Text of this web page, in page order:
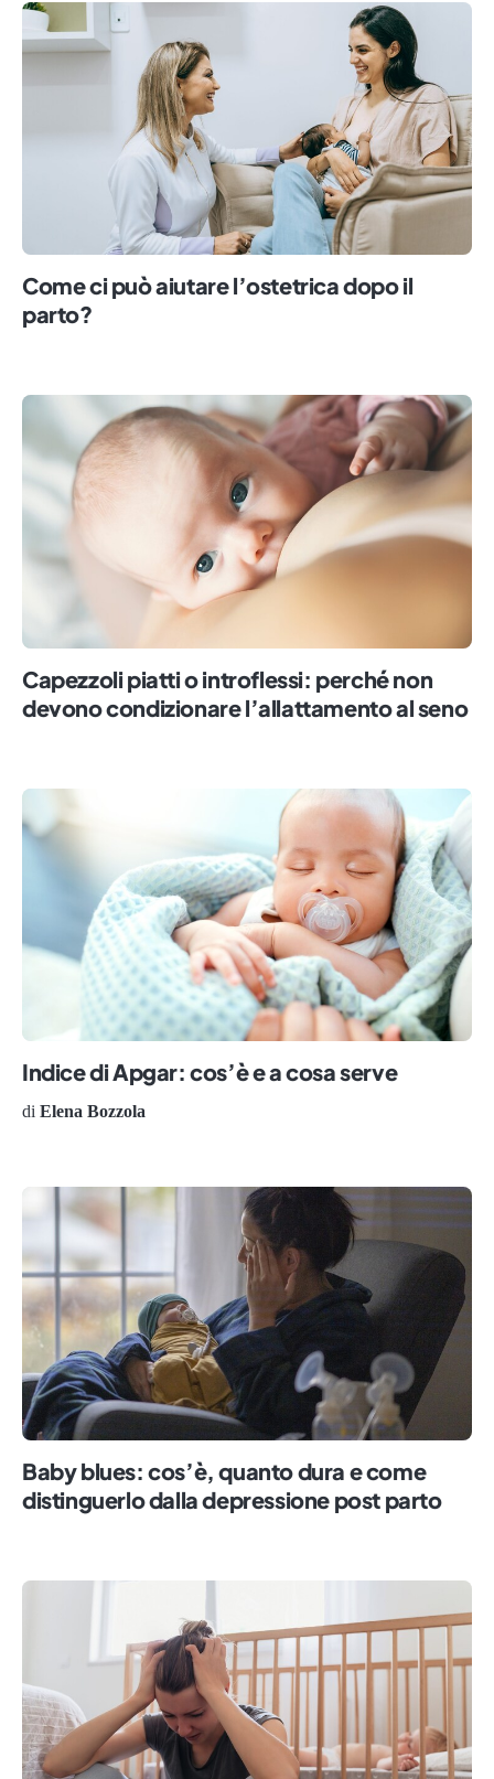
Come ci può aiutare l’ostetrica dopo il
parto?
Capezzoli piatti o introflessi: perché non
devono condizionare l’allattamento al seno
Indice di Apgar: cos’è e a cosa serve
di Elena Bozzola
Baby blues: cos’è, quanto dura e come
distinguerlo dalla depressione post parto